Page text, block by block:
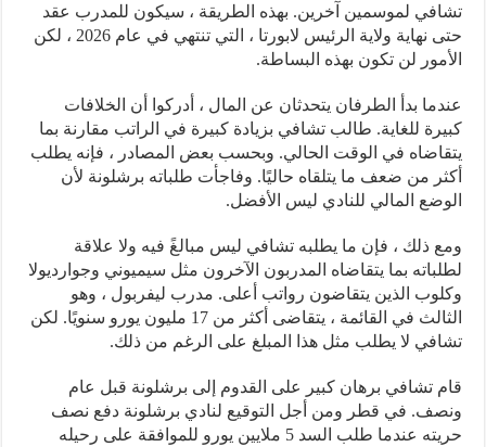
تشافي لموسمين آخرين. بهذه الطريقة ، سيكون للمدرب عقد
حتى نهاية ولاية الرئيس لابورتا ، التي تنتهي في عام 2026 ، لكن
الأمور لن تكون بهذه البساطة.
عندما بدأ الطرفان يتحدثان عن المال ، أدركوا أن الخلافات
كبيرة للغاية. طالب تشافي بزيادة كبيرة في الراتب مقارنة بما
يتقاضاه في الوقت الحالي. وبحسب بعض المصادر ، فإنه يطلب
أكثر من ضعف ما يتلقاه حاليًا. وفاجأت طلباته برشلونة لأن
الوضع المالي للنادي ليس الأفضل.
ومع ذلك ، فإن ما يطلبه تشافي ليس مبالغً فيه ولا علاقة
لطلباته بما يتقاضاه المدربون الآخرون مثل سيميوني وجوارديولا
وكلوب الذين يتقاضون رواتب أعلى. مدرب ليفربول ، وهو
الثالث في القائمة ، يتقاضى أكثر من 17 مليون يورو سنويًا. لكن
تشافي لا يطلب مثل هذا المبلغ على الرغم من ذلك.
قام تشافي برهان كبير على القدوم إلى برشلونة قبل عام
ونصف. في قطر ومن أجل التوقيع لنادي برشلونة دفع نصف
حريته عندما طلب السد 5 ملايين يورو للموافقة على رحيله